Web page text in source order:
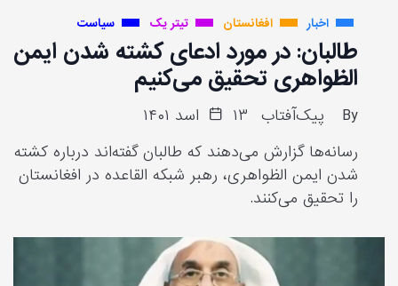
اخبار افغانستان تیتر یک سیاست
طالبان: در مورد ادعای کشته شدن ایمن
الظواهری تحقیق می‌کنیم
By پیک‌آفتاب
۱۳ اسد ۱۴۰۱
رسانه‌ها گزارش می‌دهند که طالبان گفته‌اند درباره کشته
شدن ایمن الظواهری، رهبر شبکه القاعده در افغانستان
را تحقیق می‌کنند.